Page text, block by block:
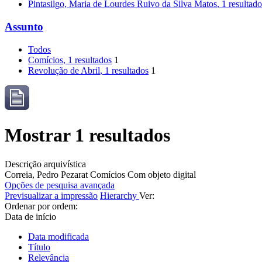
Pintasilgo, Maria de Lourdes Ruivo da Silva Matos, 1
Assunto
Todos
Comícios, 1 resultados 1
Revolução de Abril, 1 resultados 1
Mostrar 1 resultados
Descrição arquivística
Correia, Pedro Pezarat Comícios Com objeto digital
Opções de pesquisa avançada
Previsualizar a impressão Hierarchy Ver:
Ordenar por ordem:
Data de início
Data modificada
Título
Relevância